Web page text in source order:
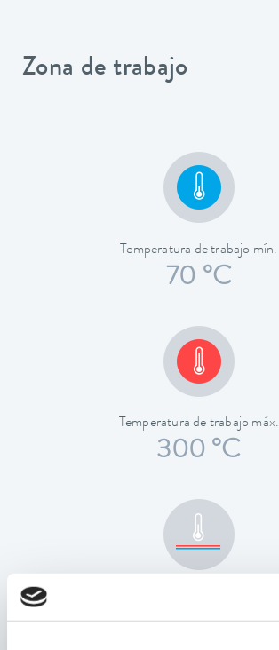
Zona de trabajo
Temperatura de trabajo mín.
70 °C
Temperatura de trabajo máx.
300 °C
0,01 ± K